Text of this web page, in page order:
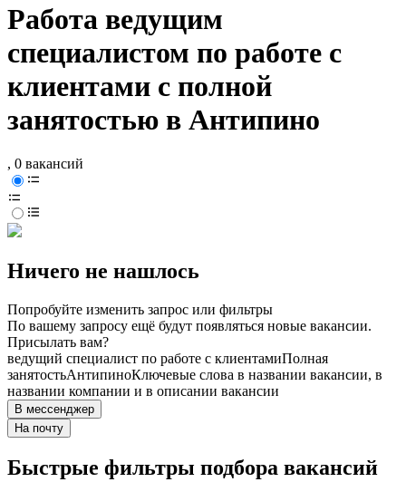
Работа ведущим
специалистом по работе с
клиентами с полной
занятостью в Антипино
, 0 вакансий
Ничего не нашлось
Попробуйте изменить запрос или фильтры
По вашему запросу ещё будут появляться новые вакансии.
Присылать вам?
ведущий специалист по работе с клиентамиПолная
занятостьАнтипиноКлючевые слова в названии вакансии, в
названии компании и в описании вакансии
В мессенджер
На почту
Быстрые фильтры подбора вакансий